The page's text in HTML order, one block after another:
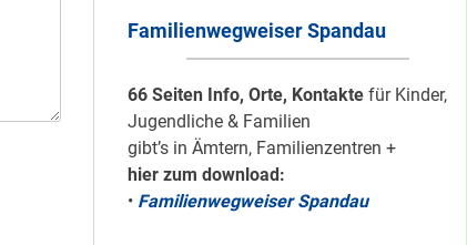
Familienwegweiser Spandau
66 Seiten Info, Orte, Kontakte für Kinder,
Jugendliche & Familien
gibt’s in Ämtern, Familienzentren +
hier zum download:
• Familienwegweiser Spandau
Lokale Register-
Anlaufstelle in
Staaken
Silber für
Bildungsnetz